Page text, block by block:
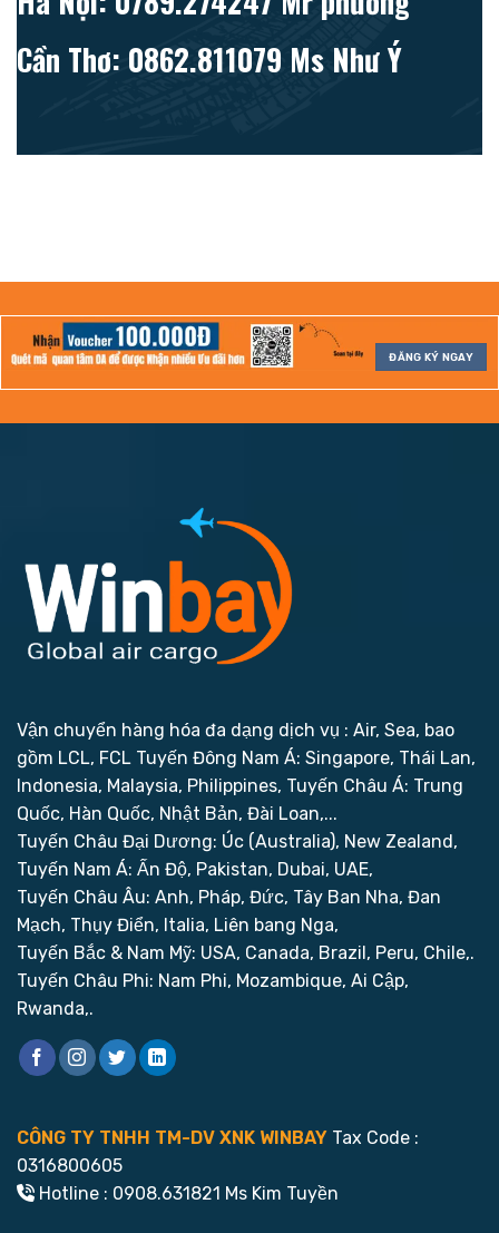
Cần Thơ: 0862.811079 Ms Như Ý
ĐĂNG KÝ NGAY
Vận chuyển hàng hóa đa dạng dịch vụ : Air, Sea, bao
gồm LCL, FCL Tuyến Đông Nam Á: Singapore, Thái Lan,
Indonesia, Malaysia, Philippines, Tuyến Châu Á: Trung
Quốc, Hàn Quốc, Nhật Bản, Đài Loan,...
Tuyến Châu Đại Dương: Úc (Australia), New Zealand,
Tuyến Nam Á: Ấn Độ, Pakistan, Dubai, UAE,
Tuyến Châu Âu: Anh, Pháp, Đức, Tây Ban Nha, Đan
Mạch, Thụy Điển, Italia, Liên bang Nga,
Tuyến Bắc & Nam Mỹ: USA, Canada, Brazil, Peru, Chile,.
Tuyến Châu Phi: Nam Phi, Mozambique, Ai Cập,
Rwanda,.
CÔNG TY TNHH TM-DV XNK WINBAY Tax Code :
0316800605
Hotline : 0908.631821 Ms Kim Tuyền